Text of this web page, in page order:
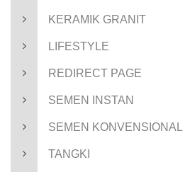
KERAMIK GRANIT
LIFESTYLE
REDIRECT PAGE
SEMEN INSTAN
SEMEN KONVENSIONAL
TANGKI